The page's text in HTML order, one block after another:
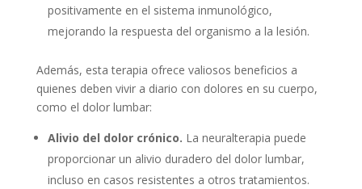
positivamente en el sistema inmunológico,
mejorando la respuesta del organismo a la lesión.
Además, esta terapia ofrece valiosos beneficios a
quienes deben vivir a diario con dolores en su cuerpo,
como el dolor lumbar:
Alivio del dolor crónico. La neuralterapia puede
proporcionar un alivio duradero del dolor lumbar,
incluso en casos resistentes a otros tratamientos.